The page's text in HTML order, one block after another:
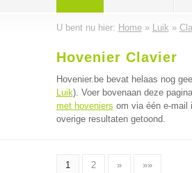
U bent nu hier: Home» Luik »
Hovenier Clavier
Hovenier.be bevat helaas nog
Luik). Voer bovenaan deze
met hoveniers om via één e-mail
overige resultaten getoond.
1 2 » »»